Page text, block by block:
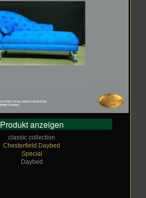
Produkt anzeigen
classic collection
Chesterfield Daybed
Special
Daybed